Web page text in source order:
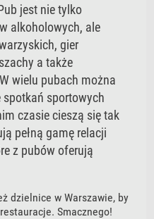
jest nie tylko
alkoholowych, ale
gier
a także
wielu pubach można
sportowych
czasie cieszą się tak
pełną gamę relacji
z pubów oferują
dzielnice w Warszawie, by
Smacznego!